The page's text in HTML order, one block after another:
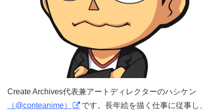
Create Archives代表兼アートディレクターのハシケン
（@conteanime）
です。長年絵を描く仕事に従事し、